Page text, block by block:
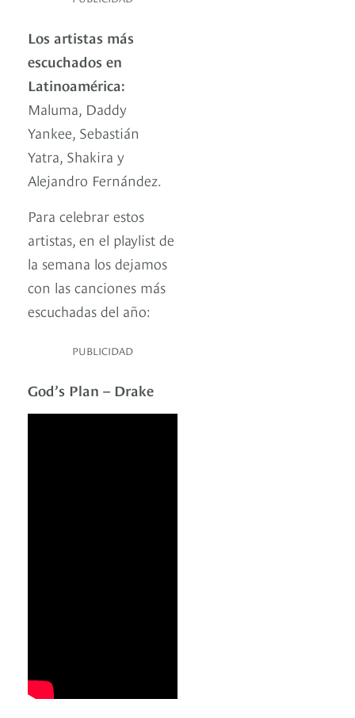
Los artistas más
escuchados en
Latinoamérica:
Maluma, Daddy
Yankee, Sebastián
Yatra, Shakira y
Alejandro Fernández.
Para celebrar estos
artistas, en el playlist de
la semana los dejamos
con las canciones más
escuchadas del año:
PUBLICIDAD
God’s Plan – Drake